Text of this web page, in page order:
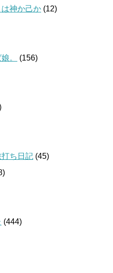
神か己か (12)
。
(156)
ち日記 (45)
(444)